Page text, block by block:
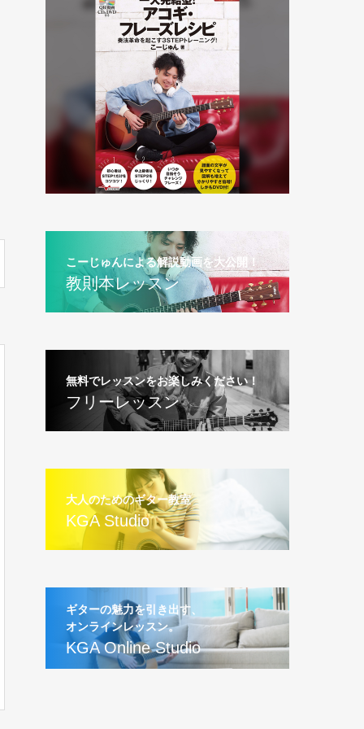
こーじゅんによる解説動画を大公開！
教則本レッスン
無料でレッスンをお楽しみください！
フリーレッスン
大人のためのギター教室
KGA Studio
ギターの魅力を引き出す、
オンラインレッスン。
KGA Online Studio